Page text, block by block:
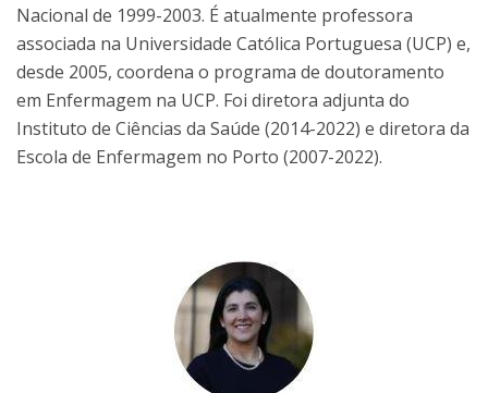
Nacional de 1999-2003. É atualmente professora
associada na Universidade Católica Portuguesa (UCP) e,
desde 2005, coordena o programa de doutoramento
em Enfermagem na UCP. Foi diretora adjunta do
Instituto de Ciências da Saúde (2014-2022) e diretora da
Escola de Enfermagem no Porto (2007-2022).